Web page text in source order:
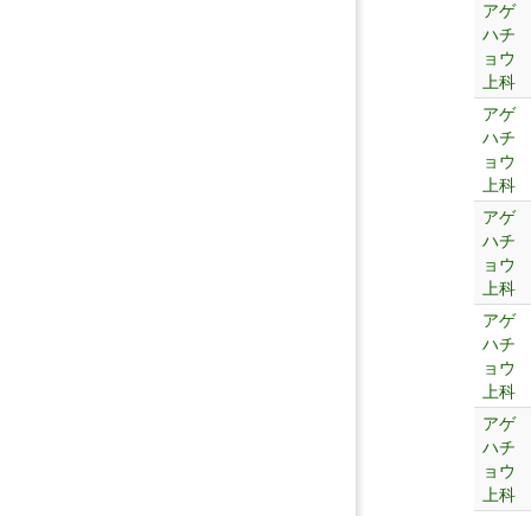
アゲ
ハチ
ョウ
上科
アゲ
ハチ
ョウ
上科
アゲ
ハチ
ョウ
上科
アゲ
ハチ
ョウ
上科
アゲ
ハチ
ョウ
上科